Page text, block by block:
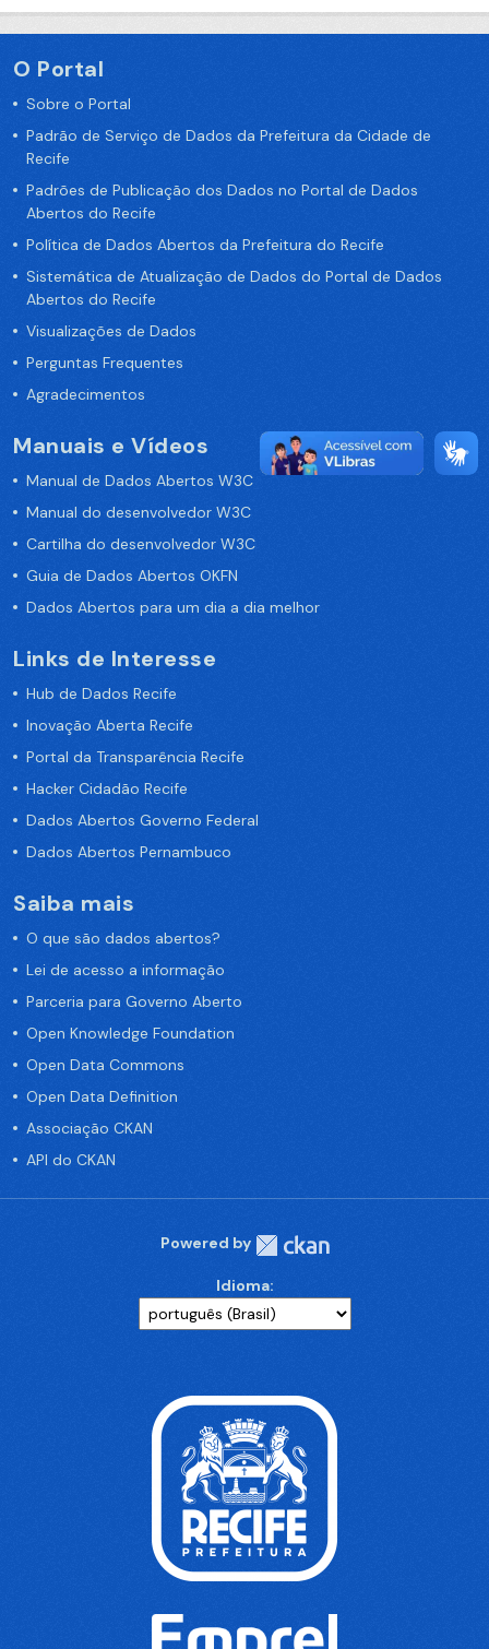
O Portal
Sobre o Portal
Padrão de Serviço de Dados da Prefeitura da Cidade de
Recife
Padrões de Publicação dos Dados no Portal de Dados
Abertos do Recife
Política de Dados Abertos da Prefeitura do Recife
Sistemática de Atualização de Dados do Portal de Dados
Abertos do Recife
Visualizações de Dados
Perguntas Frequentes
Agradecimentos
Manuais e Vídeos
Manual de Dados Abertos W3C
Manual do desenvolvedor W3C
Cartilha do desenvolvedor W3C
Guia de Dados Abertos OKFN
Dados Abertos para um dia a dia melhor
Links de Interesse
Hub de Dados Recife
Inovação Aberta Recife
Portal da Transparência Recife
Hacker Cidadão Recife
Dados Abertos Governo Federal
Dados Abertos Pernambuco
Saiba mais
O que são dados abertos?
Lei de acesso a informação
Parceria para Governo Aberto
Open Knowledge Foundation
Open Data Commons
Open Data Definition
Associação CKAN
API do CKAN
Powered by
Idioma